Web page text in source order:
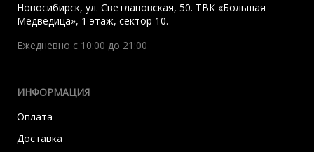
Новосибирск, ул. Светлановская, 50. ТВК «Большая
Медведица», 1 этаж, сектор 10.
Ежедневно с 10:00 до 21:00
ИНФОРМАЦИЯ
Оплата
Доставка